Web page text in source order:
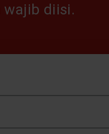
wajib diisi.